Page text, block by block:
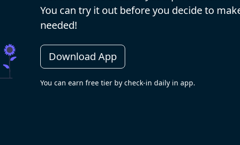
You can try it out before you decide to
needed!
Download App
You can earn free tier by check-in daily in app.